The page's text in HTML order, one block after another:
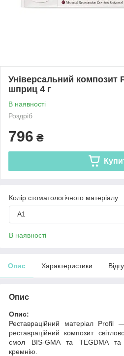
Універсальний композит
шприц 4 г
В наявності
Роздріб
796 ₴
Колір стоматологічного матеріалу
A1
В наявності
Опис Характеристики
Опис
Опис:
Реставраційний матеріал Profil
реставраційний композит
смол BIS-GMA та TEGDMA
кремнію.